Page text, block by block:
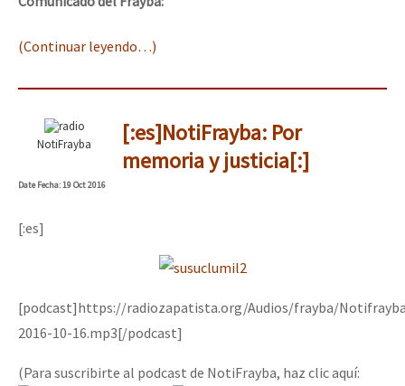
(Continuar leyendo…)
NotiFrayba
[:es]NotiFrayba: Por
memoria y justicia[:]
DateFecha: 19 Oct 2016
[:es]
[podcast]https://radiozapatista.org/Audios/frayba/
2016-10-16.mp3[/podcast]
(Para suscribirte al podcast de NotiFrayba, haz clic aquí: